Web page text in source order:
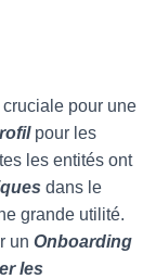
pour une
pour les
les entités ont
dans le
grande utilité.
un Onboarding
les